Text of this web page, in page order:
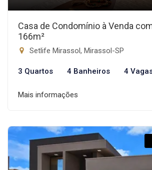
Casa de Condomínio à Venda
166m²
Setlife Mirassol, Mirassol-SP
3 Quartos 4 Banheiros 4
Mais informações